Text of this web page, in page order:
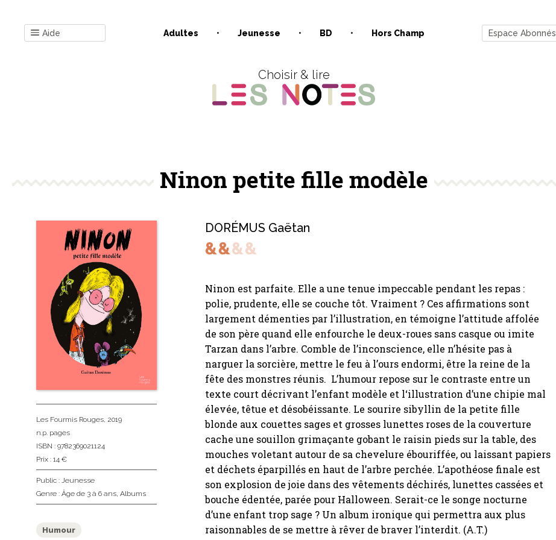
Aide Adultes Jeunesse BD Hors Champ Espace Abonnés
Choisir & lire
Ninon petite fille modèle
DORÉMUS Gaëtan
Ninon est parfaite. Elle a une tenue impeccable pendant les repas :
polie, prudente, elle se couche tôt. Vraiment ? Ces affirmations sont
largement démenties par l’illustration, en témoigne l’attitude affolée
de son père quand elle enfourche le deux-roues sans casque ou imite
Tarzan dans l’arbre. Comble de l’inconscience, elle n’hésite pas à
narguer la sorcière, mettre le feu à l’ours endormi, être la reine de la
fête des monstres réunis. L’humour repose sur le contraste entre un
texte court décrivant l’enfant modèle et l‘illustration d’une chipie mal
élevée, têtue et désobéissante. Le sourire sibyllin de la petite fille
blonde aux couettes sages et grosses lunettes roses de la couverture
cache une souillon grimaçante gobant le raisin pieds sur la table, des
mouches voletant autour de sa chevelure ébouriffée, ou laissant papiers
et déchets éparpillés en haut de l’arbre perchée. L’apothéose finale est
son explosion de joie dans des vêtements déchirés, lunettes cassées et
bouche édentée, parée pour Halloween. Serait-ce le songe nocturne
d’une enfant trop sage ? Un album ironique qui permettra aux plus
raisonnables de se mettre à rêver de braver l’interdit. (A.T.)
Les Fourmis Rouges , 2019
n.p. pages
ISBN : 9782369021124
Prix : 14 €
Public : Jeunesse
Genre : Âge de 3 à 6 ans Albums
Humour